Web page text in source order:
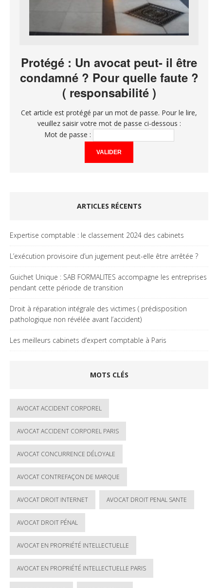
Protégé : Un avocat peut- il être
condamné ? Pour quelle faute ?
( responsabilité )
Cet article est protégé par un mot de passe. Pour le lire,
veuillez saisir votre mot de passe ci-dessous :
Mot de passe :
ARTICLES RÉCENTS
Expertise comptable : le classement 2024 des cabinets
L’exécution provisoire d’un jugement peut-elle être arrêtée ?
Guichet Unique : SAB FORMALITES accompagne les entreprises
pendant cette période de transition
Droit à réparation intégrale des victimes ( prédisposition
pathologique non révélée avant l’accident)
Les meilleurs cabinets d’expert comptable à Paris
MOTS CLÉS
AVOCAT ACCIDENT CORPOREL
AVOCAT ACCIDENT CORPOREL PARIS
AVOCAT CONCURRENCE DÉLOYALE
AVOCAT CONTREFAÇON DE MARQUE
AVOCAT DROIT INTERNET AVOCAT DROIT PENAL SANTE
AVOCAT DROIT PÉNAL
AVOCAT EN PROPRIÉTÉ INTELLECTUELLE
AVOCAT EN PROPRIÉTÉ INTELLECTUELLE PARIS